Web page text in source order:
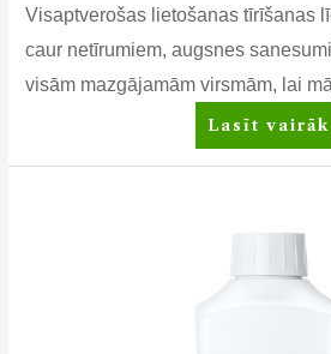
Visaptverošas lietošanas tīrīšanas
caur netīrumiem, augsnes
visām mazgājamām virsmām, lai
tīrīšanas
Lasīt vairāk